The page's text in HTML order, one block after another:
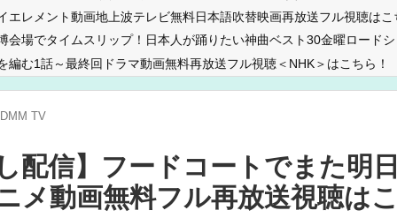
エレメント動画地上波テレビ無料日本語吹替映画再放送フル視聴はこ
会場でタイムスリップ！日本人が踊りたい神曲ベスト30金曜ロード
編む1話～最終回ドラマ動画無料再放送フル視聴＜NHK＞はこちら！
DMM TV
し配信】フードコートでまた明
メ動画無料フル再放送視聴は